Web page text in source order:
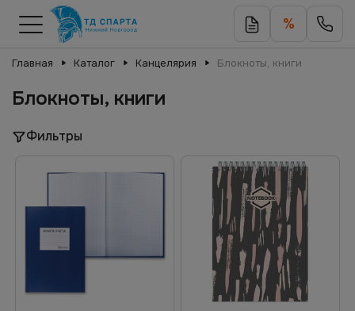
%
Главная Каталог Канцелярия Блокноты, книги
Блокноты, книги
Фильтры